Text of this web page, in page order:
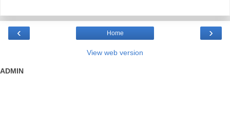
‹ ›
Home
View web version
ADMIN